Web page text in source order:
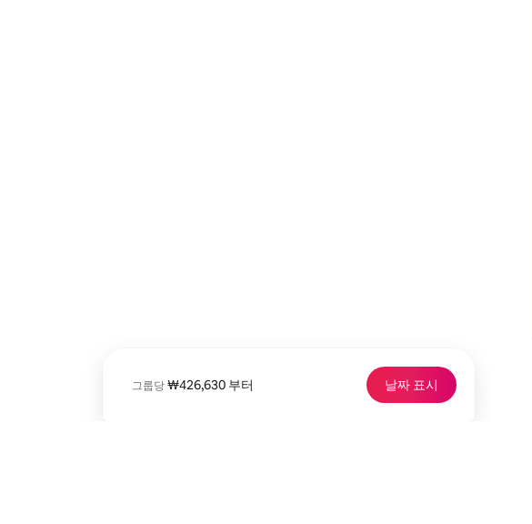
그룹당 ₩426,630 부터
그룹당 최저 ₩426,630 날짜 표시